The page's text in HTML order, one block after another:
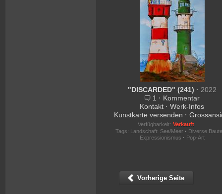
"DISCARDED" (241) · 2022
1 · Kommentar
Kontakt · Werk-Infos
Kunstkarte versenden ·
Verfügbarkeit: Verkauft
Tags: Landschaft: See/Meer · Diverse
Expressionismus · Pop-Art
Vorherige Seite